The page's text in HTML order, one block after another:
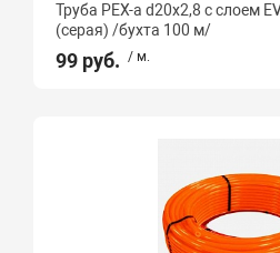
Труба PEX-a d20х2,8 с слоем
(серая) /бухта 100 м/
99 руб. / м.